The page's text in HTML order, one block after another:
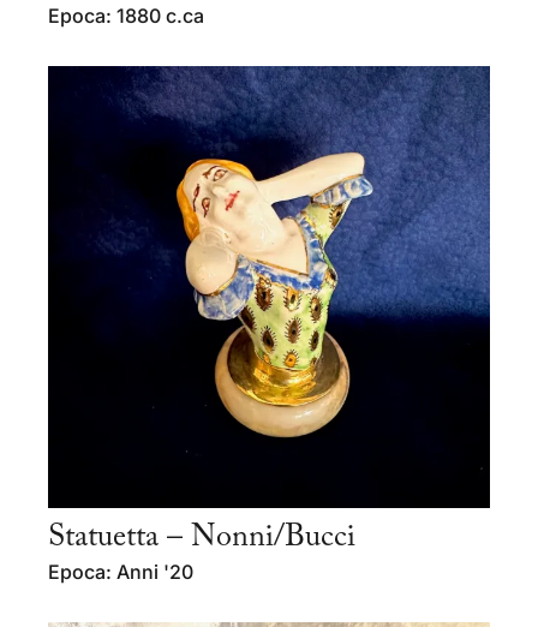
Epoca: 1880 c.ca
Statuetta – Nonni/Bucci
Epoca: Anni '20